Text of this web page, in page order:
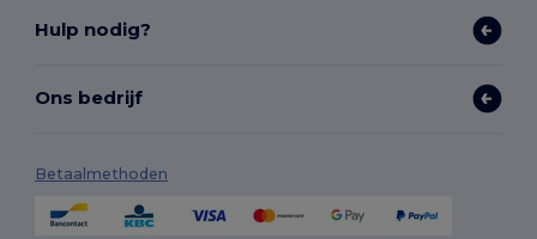
Hulp nodig?
Ons bedrijf
Betaalmethoden